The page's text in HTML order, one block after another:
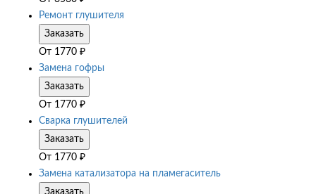
Ремонт глушителя
Заказать
От 1770 ₽
Замена гофры
Заказать
От 1770 ₽
Сварка глушителей
Заказать
От 1770 ₽
Замена катализатора на пламегаситель
Заказать